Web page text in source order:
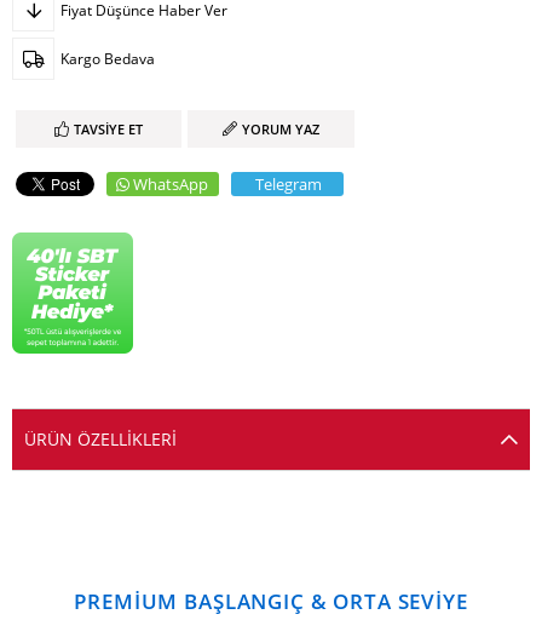
Fiyat Düşünce Haber Ver
Kargo Bedava
TAVSIYE ET YORUM YAZ
WhatsApp Telegram
ÜRÜN ÖZELLIKLERI
PREMIUM BAŞLANGIÇ & ORTA SEVIYE